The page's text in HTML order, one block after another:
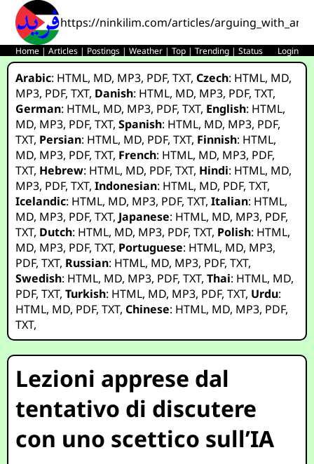
https://ninkilim.com/articles/
Home |Articles | Postings |Weather |Top |Trending |Status Login
Arabic: HTML, MD, MP3, PDF,TXT,Czech: HTML, MD,
MP3, PDF,TXT, Danish: HTML, MD, MP3, PDF,TXT,
German: HTML, MD, MP3, PDF,TXT, English: HTML,
MD, MP3, PDF,TXT,Spanish: HTML, MD, MP3, PDF,
TXT, Persian: HTML, MD, PDF,TXT, Finnish: HTML,
MD, MP3, PDF,TXT, French: HTML, MD, MP3, PDF,
TXT, Hebrew: HTML, MD, PDF,TXT, Hindi: HTML, MD,
MP3, PDF,TXT,Indonesian: HTML, MD, PDF,TXT,
Icelandic: HTML, MD, MP3, PDF,TXT,Italian: HTML,
MD, MP3, PDF,TXT, Japanese: HTML, MD, MP3, PDF,
TXT, Dutch: HTML, MD, MP3, PDF,TXT, Polish: HTML,
MD, MP3, PDF,TXT, Portuguese: HTML, MD, MP3,
PDF,TXT, Russian: HTML, MD, MP3, PDF,TXT,
Swedish: HTML, MD, MP3, PDF,TXT,Thai: HTML, MD,
PDF,TXT,Turkish: HTML, MD, MP3, PDF,TXT, Urdu:
HTML, MD, PDF,TXT,Chinese: HTML, MD, MP3, PDF,
TXT,
Lezioni apprese dal
tentativo di discutere
con uno scettico sull’IA